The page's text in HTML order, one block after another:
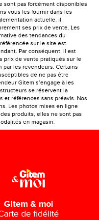
sont pas forcément disponibles
vous les fournir dans les
actuelle, il
ses prix de vente. Les
des tendances du
sur le site est
Par conséquent, il est
prix de vente pratiqués sur le
par les revendeurs. Certains
de ne pas être
Gitem s’engage à les
se réservent la
et références sans préavis. Nos
Les photos mises en ligne
produits, elles ne sont pas
en magasin.
Gitem & moi
de fidélité